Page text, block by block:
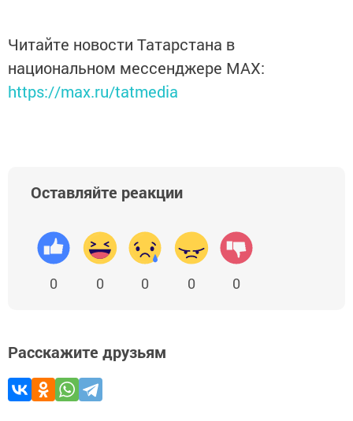
Читайте новости Татарстана в
национальном мессенджере MАХ:
https://max.ru/tatmedia
Оставляйте реакции
0 0 0 0 0
Расскажите друзьям